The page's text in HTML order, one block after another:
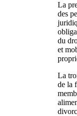
La
des
du
et
La
de la